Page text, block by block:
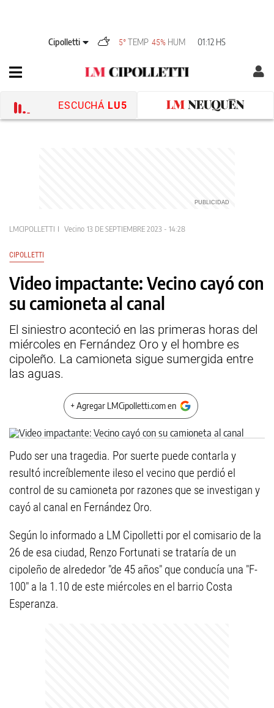
Cipolletti 5°TEMP 45% HUM 01:12 HS
ESCUCHÁ LU5
LMCIPOLLETTI Vecino 13 DE SEPTIEMBRE 2023 - 14:28
CIPOLLETTI
Video impactante: Vecino cayó con
su camioneta al canal
El siniestro aconteció en las primeras horas del
miércoles en Fernández Oro y el hombre es
cipoleño. La camioneta sigue sumergida entre
las aguas.
+ Agregar LMCipolletti.com en
Pudo ser una tragedia. Por suerte puede contarla y
resultó increíblemente ileso el vecino que perdió el
control de su camioneta por razones que se investigan y
cayó al canal en Fernández Oro.
Según lo informado a LM Cipolletti por el comisario de la
26 de esa ciudad, Renzo Fortunati se trataría de un
cipoleño de alrededor "de 45 años" que conducía una "F-
100" a la 1.10 de este miércoles en el barrio Costa
Esperanza.